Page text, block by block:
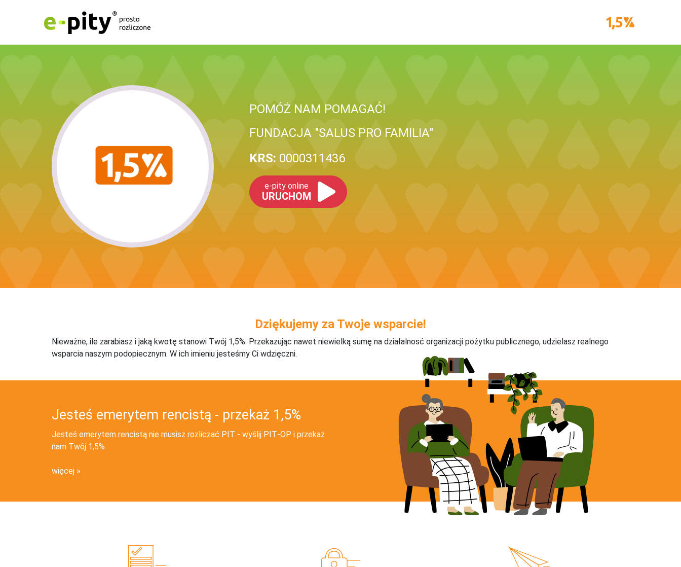
POMÓŻ NAM POMAGAĆ!
FUNDACJA "SALUS PRO FAMILIA"
KRS: 0000311436
e-pity online
URUCHOM
Dziękujemy za Twoje wsparcie!
Nieważne, ile zarabiasz i jaką kwotę stanowi Twój 1,5%. Przekazując nawet niewielką sumę na działalnosć organizacji pożytku publicznego, udzielasz realnego
wsparcia naszym podopiecznym. W ich imieniu jesteśmy Ci wdzięczni.
Jesteś emerytem rencistą - przekaż 1,5%
Jesteś emerytem rencistą nie musisz rozliczać PIT - wyślij PIT‑OP i przekaż
nam Twój 1,5%
więcej